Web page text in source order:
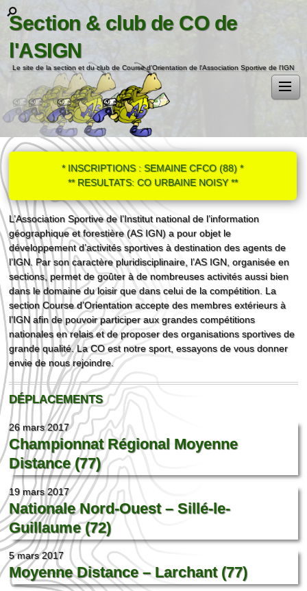
Section & club de CO de
l'ASIGN
Le site de la section et du club de Course d'Orientation de l'Association Sportive de l'IGN
* INSCRIPTIONS : SEMAINE CFCO (88) *
** RESULTATS: CO URBAINE NOISY **
L’Association Sportive de l’Institut national de l’information
géographique et forestière (AS IGN) a pour objet le
développement d’activités sportives à destination des agents de
l’IGN. Par son caractère pluridisciplinaire, l’AS IGN, organisée en
sections, permet de goûter à de nombreuses activités aussi bien
dans le domaine du loisir que dans celui de la compétition. La
section Course d’Orientation accepte des membres extérieurs à
l’IGN afin de pouvoir participer aux grandes compétitions
nationales en relais et de proposer des organisations sportives de
grande qualité. La CO est notre sport, essayons de vous donner
envie de nous rejoindre.
DÉPLACEMENTS
26 mars 2017
Championnat Régional Moyenne
Distance (77)
19 mars 2017
Nationale Nord-Ouest – Sillé-le-
Guillaume (72)
5 mars 2017
Moyenne Distance – Larchant (77)